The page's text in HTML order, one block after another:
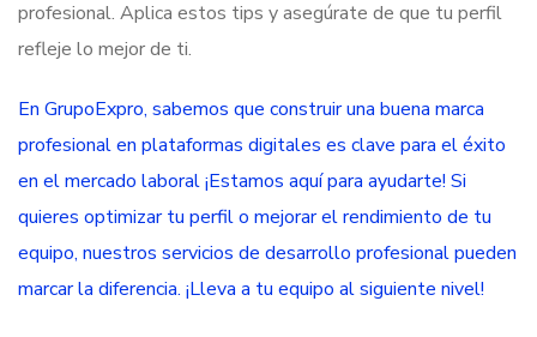
profesional. Aplica estos tips y asegúrate de que tu perfil
refleje lo mejor de ti.
En GrupoExpro, sabemos que construir una buena marca
profesional en plataformas digitales es clave para el éxito
en el mercado laboral ¡Estamos aquí para ayudarte! Si
quieres optimizar tu perfil o mejorar el rendimiento de tu
equipo, nuestros servicios de desarrollo profesional pueden
marcar la diferencia. ¡Lleva a tu equipo al siguiente nivel!